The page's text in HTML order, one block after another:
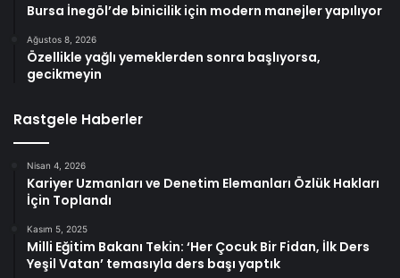
Bursa İnegöl’de binicilik için modern manejler yapılıyor
Ağustos 8, 2026
Özellikle yağlı yemeklerden sonra başlıyorsa,
gecikmeyin
Rastgele Haberler
Nisan 4, 2026
Kariyer Uzmanları ve Denetim Elemanları Özlük Hakları
İçin Toplandı
Kasım 5, 2025
Milli Eğitim Bakanı Tekin: ‘Her Çocuk Bir Fidan, İlk Ders
Yeşil Vatan’ temasıyla ders başı yaptık